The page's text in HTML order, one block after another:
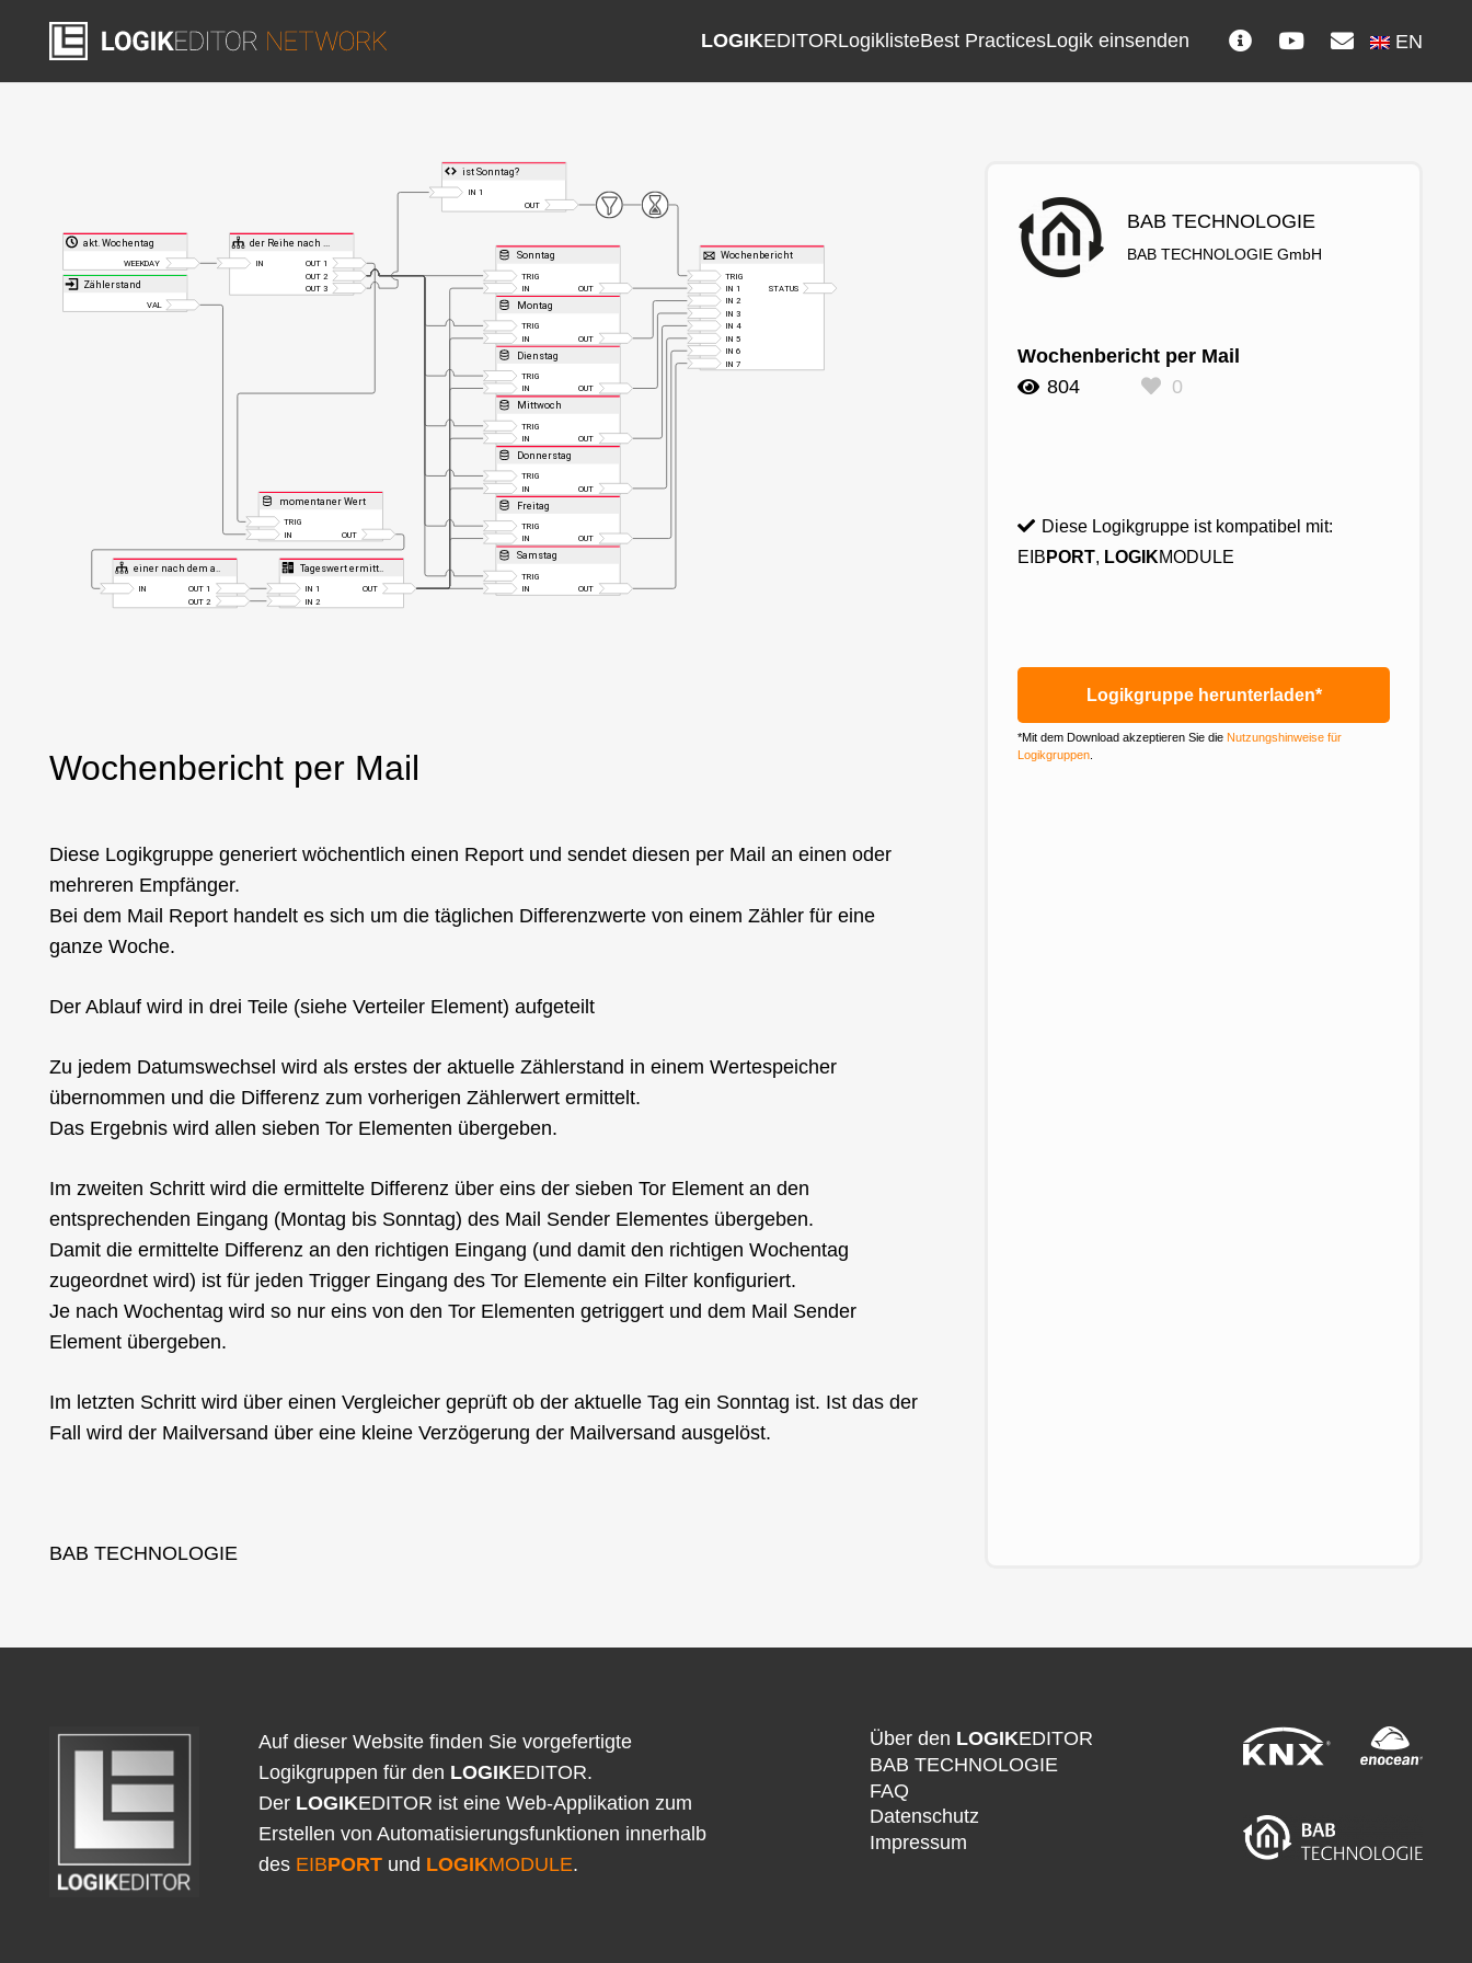
LOGIKEDITORLogiklisteBest PracticesLogik einsenden EN
Wochenbericht per Mail
Diese Logikgruppe generiert wöchentlich einen Report und sendet diesen per Mail an einen oder
mehreren Empfänger.
Bei dem Mail Report handelt es sich um die täglichen Differenzwerte von einem Zähler für eine
ganze Woche.
Der Ablauf wird in drei Teile (siehe Verteiler Element) aufgeteilt
Zu jedem Datumswechsel wird als erstes der aktuelle Zählerstand in einem Wertespeicher
übernommen und die Differenz zum vorherigen Zählerwert ermittelt.
Das Ergebnis wird allen sieben Tor Elementen übergeben.
Im zweiten Schritt wird die ermittelte Differenz über eins der sieben Tor Element an den
entsprechenden Eingang (Montag bis Sonntag) des Mail Sender Elementes übergeben.
Damit die ermittelte Differenz an den richtigen Eingang (und damit den richtigen Wochentag
zugeordnet wird) ist für jeden Trigger Eingang des Tor Elemente ein Filter konfiguriert.
Je nach Wochentag wird so nur eins von den Tor Elementen getriggert und dem Mail Sender
Element übergeben.
Im letzten Schritt wird über einen Vergleicher geprüft ob der aktuelle Tag ein Sonntag ist. Ist das der
Fall wird der Mailversand über eine kleine Verzögerung der Mailversand ausgelöst.
BAB TECHNOLOGIE
BAB TECHNOLOGIE
BAB TECHNOLOGIE GmbH
Wochenbericht per Mail
804
0
Diese Logikgruppe ist kompatibel mit:
EIBPORT, LOGIKMODULE
Logikgruppe herunterladen*
*Mit dem Download akzeptieren Sie die Nutzungshinweise für
Logikgruppen
Auf dieser Website finden Sie vorgefertigte
Logikgruppen für den LOGIKEDITOR.
DerLOGIKEDITOR ist eine Web-Applikation zum
Erstellen von Automatisierungsfunktionen innerhalb
des EIBPORTund LOGIKMODULE.
Über den LOGIKEDITOR
BAB TECHNOLOGIE
FAQ
Datenschutz
Impressum